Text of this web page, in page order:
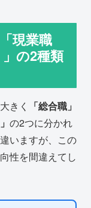
現業職
の2種類
きく
「総合職」
の2つに分かれ
いますが、この
性を間違えてし